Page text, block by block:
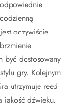
oczywiście
być dostosowany
gry. Kolejnym
utrzymuje reed
jakość dźwięku.